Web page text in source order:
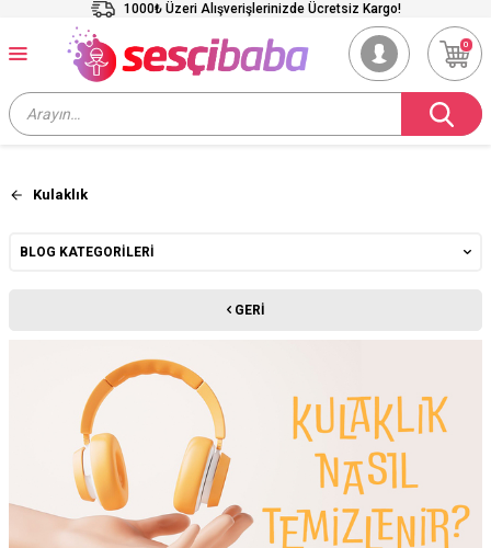
1000₺ Üzeri Alışverişlerinizde Ücretsiz Kargo!
0
Kulaklık
BLOG KATEGORILERI
GERI